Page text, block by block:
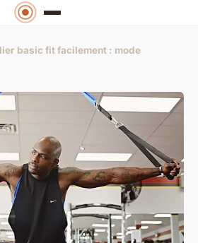
basic fit facilement : mode